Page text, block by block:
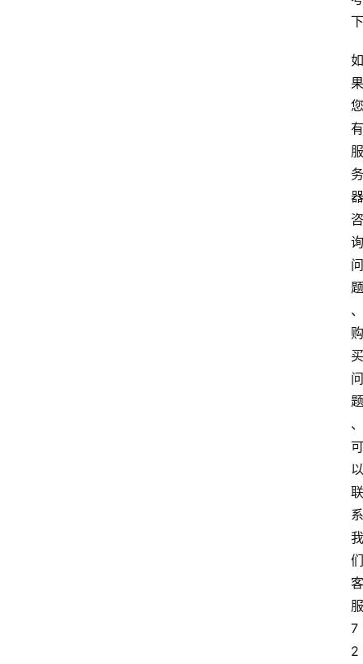
下
如
果
您
有
服
务
器
咨
询
问
题
、
购
买
问
题
、
可
以
联
系
我
们
客
服
7
2